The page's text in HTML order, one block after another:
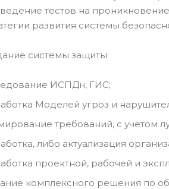
тестов на
развития системы
системы защиты:
ИСПДн, ГИС;
Моделей угроз и
требований, с учетом
либо актуализация
проектной, рабочей и
комплексного решения по